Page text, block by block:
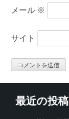
メール ※
サイト
最近の投稿